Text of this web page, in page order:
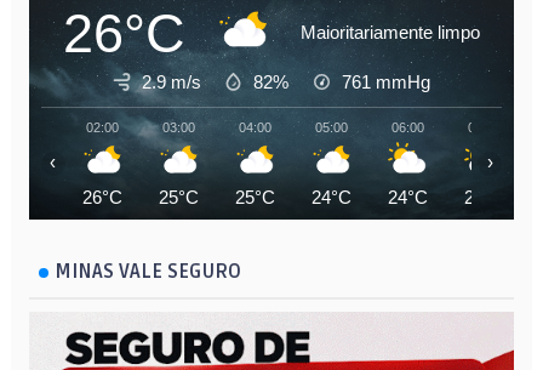
26°C Maioritariamente limpo
2.9 m/s 82% 761 mmHg
02:00
26°C
03:00
25°C
04:00
25°C
05:00
24°C
06:00
24°C
07:00
25°C
‹ ›
MINAS VALE SEGURO